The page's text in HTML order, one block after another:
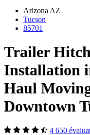
Arizona AZ
Tucson
85701
Trailer
Installation
Haul
Downtown
4 650